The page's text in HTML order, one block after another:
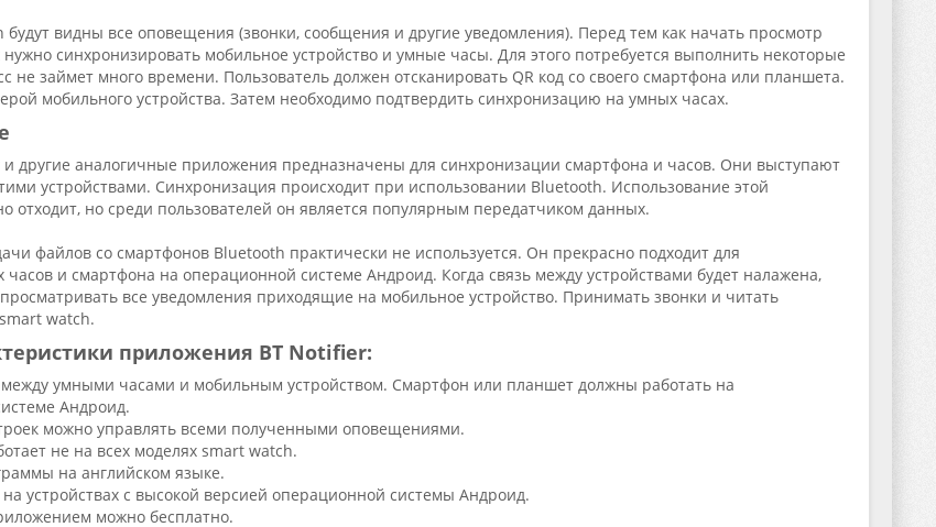
видны все оповещения (звонки, сообщения и другие уведомления). Перед тем как начать просмотр
синхронизировать мобильное устройство и умные часы. Для этого потребуется выполнить некоторые
не займет много времени. Пользователь должен отсканировать QR код со своего смартфона или планшета.
мобильного устройства. Затем необходимо подтвердить синхронизацию на умных часах.
другие аналогичные приложения предназначены для синхронизации смартфона и часов. Они выступают
устройствами. Синхронизация происходит при использовании Bluetooth. Использование этой
отходит, но среди пользователей он является популярным передатчиком данных.
файлов со смартфонов Bluetooth практически не используется. Он прекрасно подходит для
и смартфона на операционной системе Андроид. Когда связь между устройствами будет налажена,
все уведомления приходящие на мобильное устройство. Принимать звонки и читать
watch.
приложения BT Notifier:
умными часами и мобильным устройством. Смартфон или планшет должны работать на
Андроид.
можно управлять всеми полученными оповещениями.
не на всех моделях smart watch.
на английском языке.
на устройствах с высокой версией операционной системы Андроид.
можно бесплатно.